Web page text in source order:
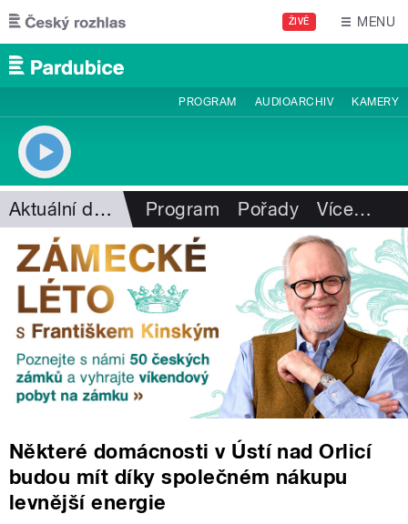
Přejít k hlavnímu obsahu
ŽIVĚ MENU
PROGRAM AUDIOARCHIV KAMERY
Aktuální dění Program Pořady Více…
Některé domácnosti v Ústí nad Orlicí
budou mít díky společném nákupu
levnější energie